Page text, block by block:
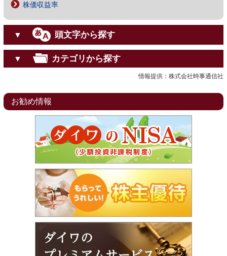
株価収益率
▼ 頭文字から探す
▼ カテゴリから探す
情報提供：株式会社時事通信社
お勧め情報